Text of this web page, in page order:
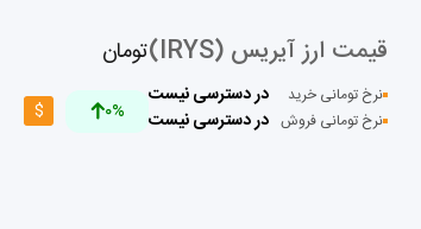
قیمت ارز آیریس (IRYS)
نرخ تومانی خرید در دسترسی نیست
نرخ تومانی فروش در دسترسی نیست
تومان
0%
$